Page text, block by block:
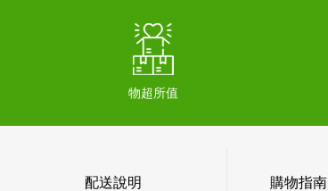
物超所值
配送說明 購物指南